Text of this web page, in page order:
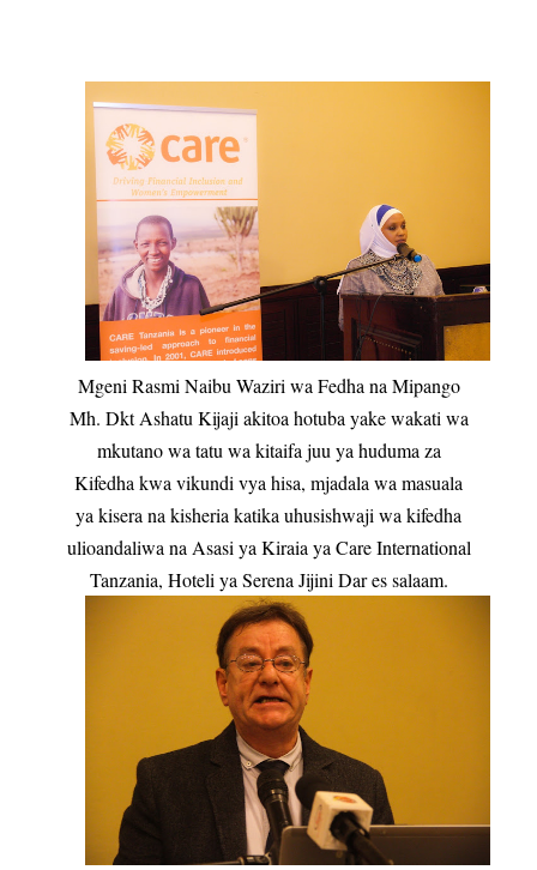
Mgeni Rasmi Naibu Waziri wa Fedha na Mipango
Mh. Dkt Ashatu Kijaji akitoa hotuba yake wakati wa
mkutano wa tatu wa kitaifa juu ya huduma za
Kifedha kwa vikundi vya hisa, mjadala wa masuala
ya kisera na kisheria katika uhusishwaji wa kifedha
ulioandaliwa na Asasi ya Kiraia ya Care International
Tanzania, Hoteli ya Serena Jijini Dar es salaam.